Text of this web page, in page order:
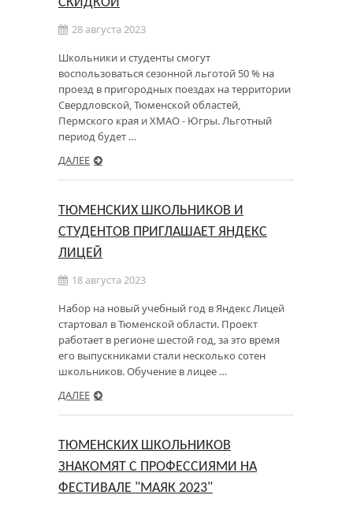
28 августа 2023
Школьники и студенты смогут
воспользоваться сезонной льготой 50 % на
проезд в пригородных поездах на территории
Свердловской, Тюменской областей,
Пермского края и ХМАО - Югры. Льготный
период будет …
ДАЛЕЕ
ТЮМЕНСКИХ ШКОЛЬНИКОВ И
СТУДЕНТОВ ПРИГЛАШАЕТ ЯНДЕКС
ЛИЦЕЙ
18 августа 2023
Набор на новый учебный год в Яндекс Лицей
стартовал в Тюменской области. Проект
работает в регионе шестой год, за это время
его выпускниками стали несколько сотен
школьников. Обучение в лицее …
ДАЛЕЕ
ТЮМЕНСКИХ ШКОЛЬНИКОВ
ЗНАКОМЯТ С ПРОФЕССИЯМИ НА
ФЕСТИВАЛЕ "МАЯК 2023"